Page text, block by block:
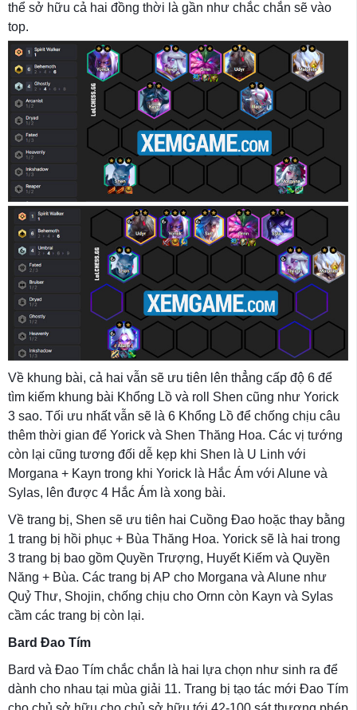
thể sở hữu cả hai đồng thời là gần như chắc chắn sẽ vào
top.
Về khung bài, cả hai vẫn sẽ ưu tiên lên thẳng cấp độ 6 để
tìm kiếm khung bài Khổng Lồ và roll Shen cũng như Yorick
3 sao. Tối ưu nhất vẫn sẽ là 6 Khổng Lồ để chống chịu câu
thêm thời gian để Yorick và Shen Thăng Hoa. Các vị tướng
còn lại cũng tương đối dễ kẹp khi Shen là U Linh với
Morgana + Kayn trong khi Yorick là Hắc Ám với Alune và
Sylas, lên được 4 Hắc Ám là xong bài.
Về trang bị, Shen sẽ ưu tiên hai Cuồng Đao hoặc thay bằng
1 trang bị hồi phục + Bùa Thăng Hoa. Yorick sẽ là hai trong
3 trang bị bao gồm Quyền Trượng, Huyết Kiếm và Quyền
Năng + Bùa. Các trang bị AP cho Morgana và Alune như
Quỷ Thư, Shojin, chống chịu cho Ornn còn Kayn và Sylas
cầm các trang bị còn lại.
Bard Đao Tím
Bard và Đao Tím chắc chắn là hai lựa chọn như sinh ra để
dành cho nhau tại mùa giải 11. Trang bị tạo tác mới Đao Tím